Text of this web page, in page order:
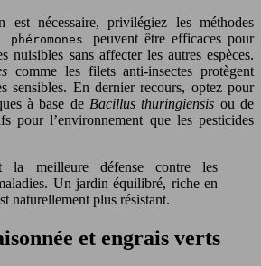
est nécessaire, privilégiez les méthodes
peuvent être efficaces pour
nuisibles sans affecter les autres espèces.
comme les filets anti-insectes protègent
sensibles. En dernier recours, optez pour
à base de Bacillus thuringiensis ou de
pour l’environnement que les pesticides
la meilleure défense contre les
Un jardin équilibré, riche en
naturellement plus résistant.
et engrais verts